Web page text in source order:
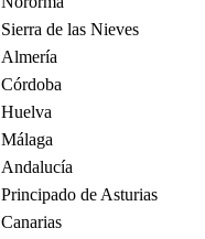
Sierra de las Nieves
Almería
Córdoba
Huelva
Málaga
Andalucía
Principado de Asturias
Canarias